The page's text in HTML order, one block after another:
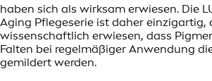
haben sich als wirksam erwiesen. Die
Aging Pflegeserie ist daher einzigartig,
wissenschaftlich erwiesen, dass
Falten bei regelmäßiger Anwendung
gemildert werden.